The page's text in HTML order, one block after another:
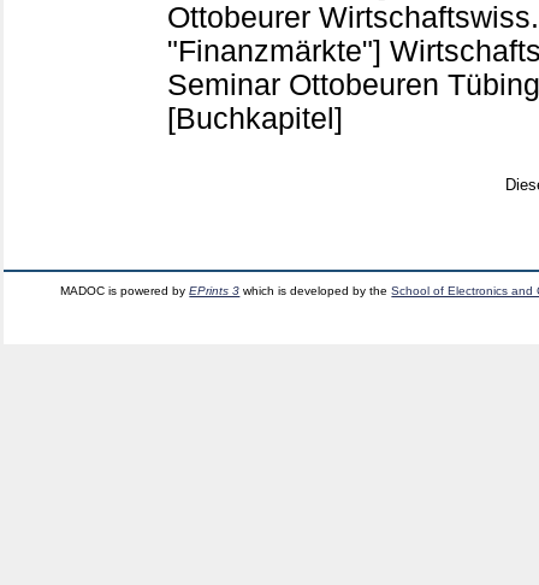
Ottobeurer
"Finanzmärkte"]
Seminar Ottobeuren
[Buchkapitel]
MADOC is powered byEPrints 3 which is developed by theSchool of Electronics and